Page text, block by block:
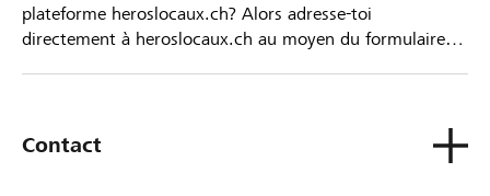
plateforme heroslocaux.ch? Alors adresse-toi
directement à heroslocaux.ch au moyen du formulaire
Contact